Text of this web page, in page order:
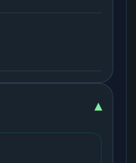
▾